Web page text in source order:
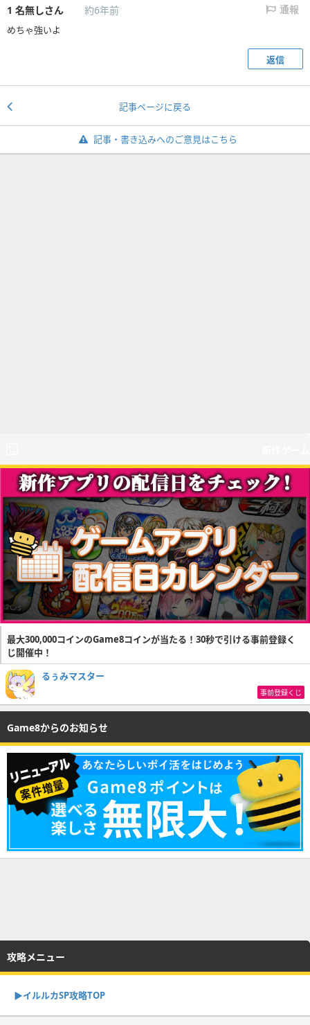
1 名無しさん 約6年前 通報
めちゃ強いよ
返信
記事ページに戻る
記事・書き込みへのご意見はこちら
最大300,000コインのGame8コインが当たる！30秒で引ける事前登録く
じ開催中！
るぅみマスター
事前登録くじ
Game8からのお知らせ
攻略メニュー
▶︎イルルカSP攻略TOP